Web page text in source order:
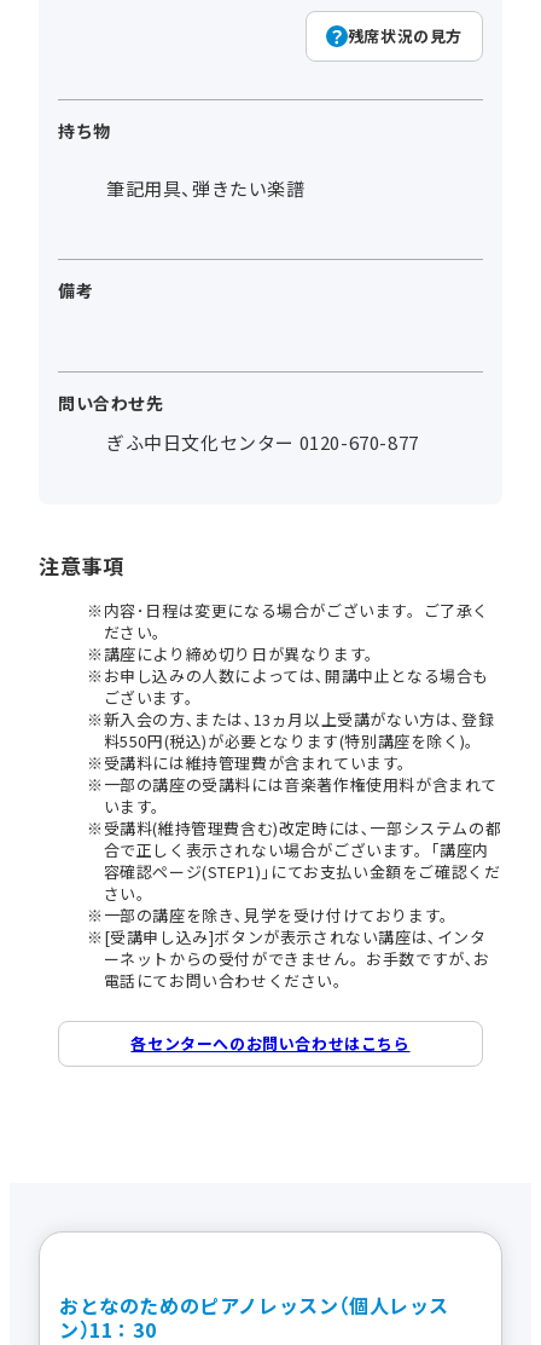
残席状況の見方
持ち物
筆記用具、弾きたい楽譜
備考
問い合わせ先
ぎふ中日文化センター 0120-670-877
注意事項
内容･日程は変更になる場合がございます。ご了承く
ださい。
講座により締め切り日が異なります。
お申し込みの人数によっては､開講中止となる場合も
ございます。
新入会の方､または､13ヵ月以上受講がない方は､登録
料550円(税込)が必要となります(特別講座を除く)。
受講料には維持管理費が含まれています。
一部の講座の受講料には音楽著作権使用料が含まれて
います。
受講料(維持管理費含む)改定時には､一部システムの都
合で正しく表示されない場合がございます。｢講座内
容確認ページ(STEP1)｣にてお支払い金額をご確認くだ
さい。
一部の講座を除き､見学を受け付けております。
[受講申し込み]ボタンが表示されない講座は､インタ
ーネットからの受付ができません。お手数ですが､お
電話にてお問い合わせください。
各センターへのお問い合わせはこちら
おとなのためのピアノレッスン（個人レッス
ン）11：30